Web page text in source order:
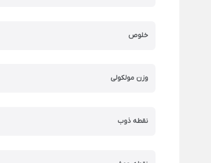
خلوص
وزن مولکولی
نقطه ذوب